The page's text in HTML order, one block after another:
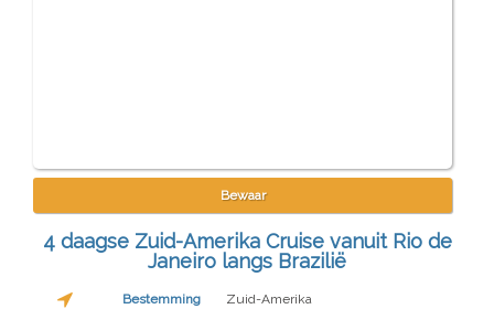
Bewaar
4 daagse Zuid-Amerika Cruise vanuit Rio de
Janeiro langs Brazilië
Bestemming Zuid-Amerika